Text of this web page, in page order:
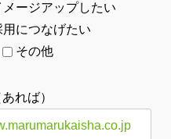
メージアップしたい
用につなげたい
その他
れば）